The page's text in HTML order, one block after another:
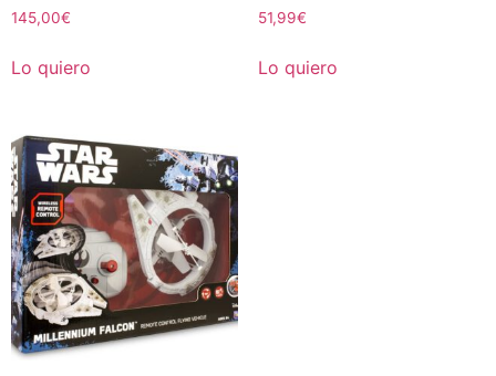
145,00€
Lo quiero
51,99€
Lo quiero